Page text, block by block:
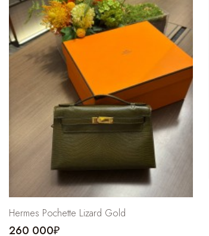
Hermes Pochette Lizard Gold
260 000₽